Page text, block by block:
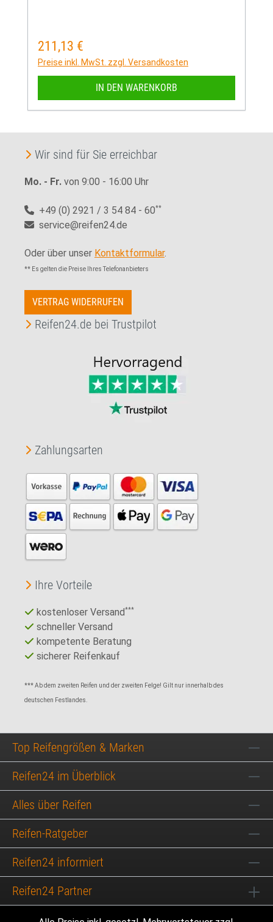
Regulärer Preis:
211,13 €
Preise inkl. MwSt. zzgl. Versandkosten
IN DEN WARENKORB
Wir sind für Sie erreichbar
Mo. - Fr. von 9:00 - 16:00 Uhr
+49 (0) 2921 / 3 54 84 - 60**
service@reifen24.de
Oder über unser Kontaktformular.
** Es gelten die Preise Ihres Telefonanbieters
VERTRAG WIDERRUFEN
Reifen24.de bei Trustpilot
Zahlungsarten
Ihre Vorteile
kostenloser Versand***
schneller Versand
kompetente Beratung
sicherer Reifenkauf
*** Ab dem zweiten Reifen und der zweiten Felge! Gilt nur innerhalb des
deutschen Festlandes.
Top Reifengrößen & Marken
Reifen24 im Überblick
Alles über Reifen
Reifen-Ratgeber
Reifen24 informiert
Reifen24 Partner